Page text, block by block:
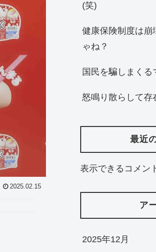
2025.02.15
(笑)
健康保険制度は崩
ゃね？
国民を騙しまくる
怒鳴り散らして
最近
表示できるコメン
ア
2025年12月